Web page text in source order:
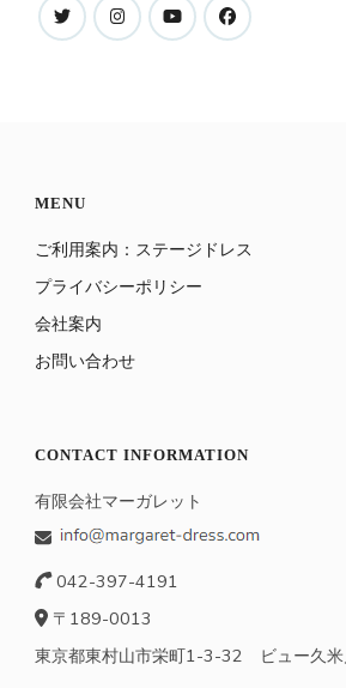
MENU
ご利用案内：ステージドレス
プライバシーポリシー
会社案内
お問い合わせ
CONTACT INFORMATION
有限会社マーガレット
042-397-4191
〒189-0013
東京都東村山市栄町1-3-32 ビュー久